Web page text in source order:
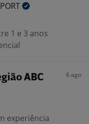
1 e 3 anos
ABC 6 ago
experiência